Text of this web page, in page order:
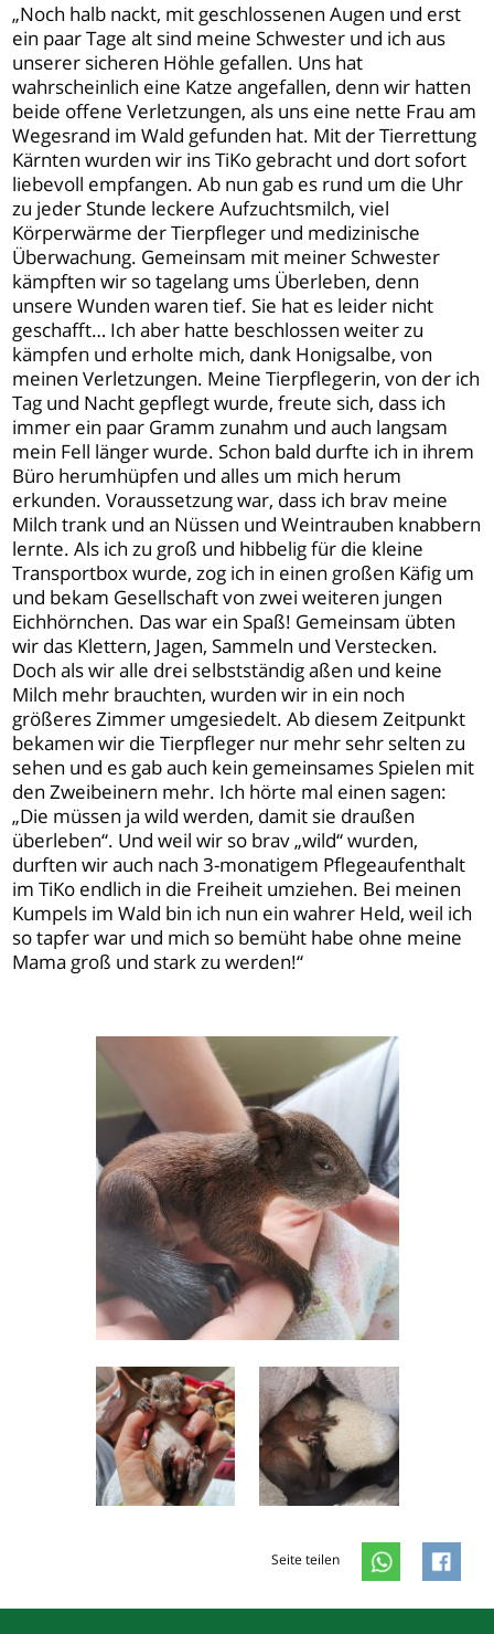
„Noch halb nackt, mit geschlossenen Augen und erst
ein paar Tage alt sind meine Schwester und ich aus
unserer sicheren Höhle gefallen. Uns hat
wahrscheinlich eine Katze angefallen, denn wir hatten
beide offene Verletzungen, als uns eine nette Frau am
Wegesrand im Wald gefunden hat. Mit der Tierrettung
Kärnten wurden wir ins TiKo gebracht und dort sofort
liebevoll empfangen. Ab nun gab es rund um die Uhr
zu jeder Stunde leckere Aufzuchtsmilch, viel
Körperwärme der Tierpfleger und medizinische
Überwachung. Gemeinsam mit meiner Schwester
kämpften wir so tagelang ums Überleben, denn
unsere Wunden waren tief. Sie hat es leider nicht
geschafft… Ich aber hatte beschlossen weiter zu
kämpfen und erholte mich, dank Honigsalbe, von
meinen Verletzungen. Meine Tierpflegerin, von der ich
Tag und Nacht gepflegt wurde, freute sich, dass ich
immer ein paar Gramm zunahm und auch langsam
mein Fell länger wurde. Schon bald durfte ich in ihrem
Büro herumhüpfen und alles um mich herum
erkunden. Voraussetzung war, dass ich brav meine
Milch trank und an Nüssen und Weintrauben knabbern
lernte. Als ich zu groß und hibbelig für die kleine
Transportbox wurde, zog ich in einen großen Käfig um
und bekam Gesellschaft von zwei weiteren jungen
Eichhörnchen. Das war ein Spaß! Gemeinsam übten
wir das Klettern, Jagen, Sammeln und Verstecken.
Doch als wir alle drei selbstständig aßen und keine
Milch mehr brauchten, wurden wir in ein noch
größeres Zimmer umgesiedelt. Ab diesem Zeitpunkt
bekamen wir die Tierpfleger nur mehr sehr selten zu
sehen und es gab auch kein gemeinsames Spielen mit
den Zweibeinern mehr. Ich hörte mal einen sagen:
„Die müssen ja wild werden, damit sie draußen
überleben“. Und weil wir so brav „wild“ wurden,
durften wir auch nach 3-monatigem Pflegeaufenthalt
im TiKo endlich in die Freiheit umziehen. Bei meinen
Kumpels im Wald bin ich nun ein wahrer Held, weil ich
so tapfer war und mich so bemüht habe ohne meine
Mama groß und stark zu werden!“
Seite teilen